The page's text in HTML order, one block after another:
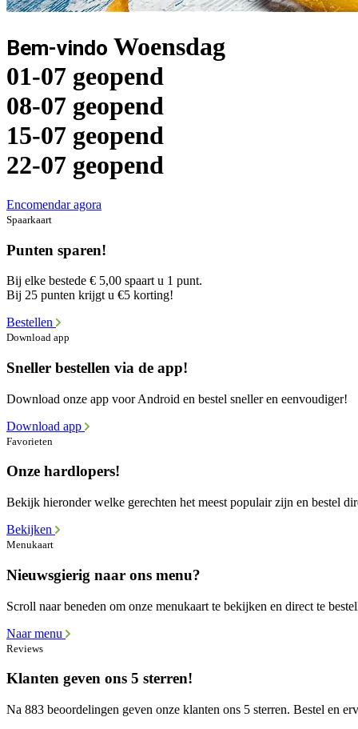
Bem-vindo Woensdag
01-07 geopend
08-07 geopend
15-07 geopend
22-07 geopend
Encomendar agora
Spaarkaart
Punten sparen!
Bij elke bestede € 5,00 spaart u 1 punt.
Bij 25 punten krijgt u €5 korting!
Bestellen
Download app
Sneller bestellen via de app!
Download onze app voor Android en bestel sneller en eenvoudiger!
Download app
Favorieten
Onze hardlopers!
Bekijk hieronder welke gerechten het meest populair zijn en bestel
Bekijken
Menukaart
Nieuwsgierig naar ons menu?
Scroll naar beneden om onze menukaart te bekijken en direct te
Naar menu
Reviews
Klanten geven ons 5 sterren!
Na 883 beoordelingen geven onze klanten ons 5 sterren. Bestel en